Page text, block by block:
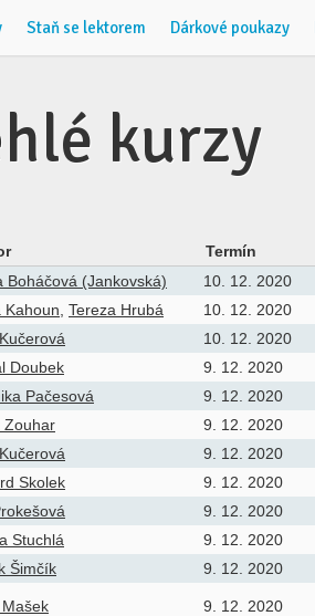
Staň se lektorem Dárkové poukazy
kurzy
Termín
Boháčová (Jankovská) 10. 12. 2020
Kahoun Tereza Hrubá 10. 12. 2020
10. 12. 2020
Doubek 9. 12. 2020
Pačesová 9. 12. 2020
Zouhar 9. 12. 2020
9. 12. 2020
Skolek 9. 12. 2020
9. 12. 2020
Stuchlá 9. 12. 2020
Šimčík 9. 12. 2020
9. 12. 2020